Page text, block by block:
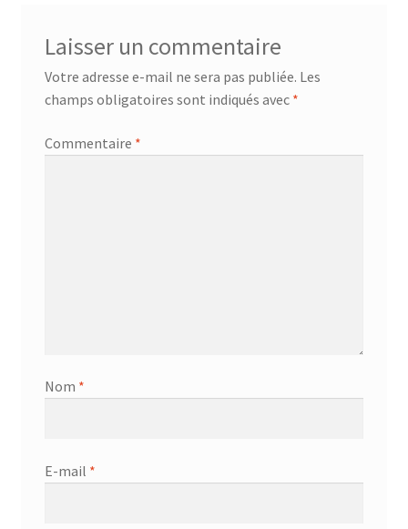
Laisser un commentaire
Votre adresse e-mail ne sera pas publiée. Les
champs obligatoires sont indiqués avec *
Commentaire *
Nom *
E-mail *